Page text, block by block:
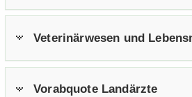
Ve­te­ri­när­we­sen und
Vor­ab­quo­te Lan­d­ärz­te